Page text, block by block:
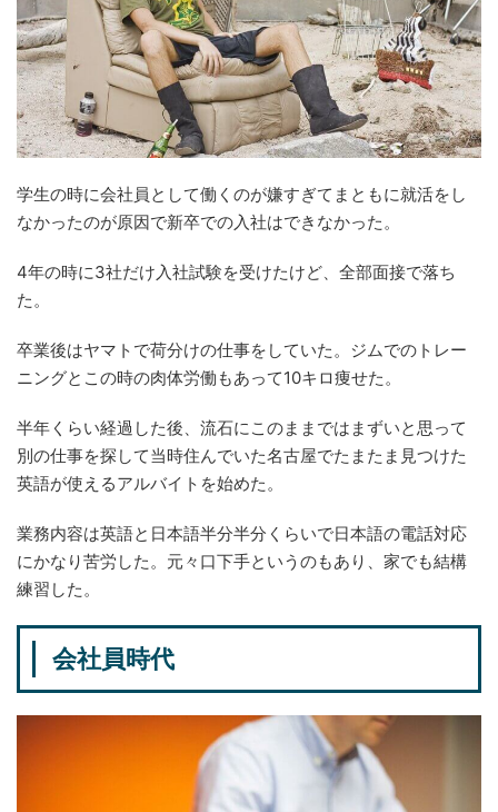
学生の時に会社員として働くのが嫌すぎてまともに就活をし
なかったのが原因で新卒での入社はできなかった。
4年の時に3社だけ入社試験を受けたけど、全部面接で落ち
た。
卒業後はヤマトで荷分けの仕事をしていた。ジムでのトレー
ニングとこの時の肉体労働もあって10キロ痩せた。
半年くらい経過した後、流石にこのままではまずいと思って
別の仕事を探して当時住んでいた名古屋でたまたま見つけた
英語が使えるアルバイトを始めた。
業務内容は英語と日本語半分半分くらいで日本語の電話対応
にかなり苦労した。元々口下手というのもあり、家でも結構
練習した。
会社員時代